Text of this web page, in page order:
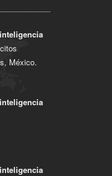
México.